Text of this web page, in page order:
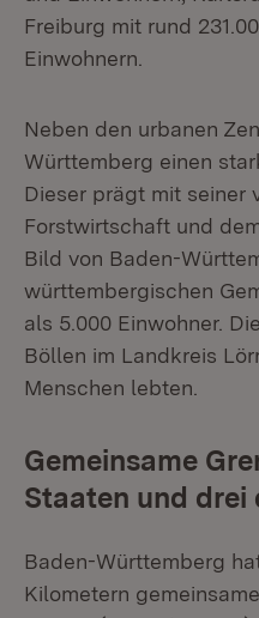
Freiburg mit rund
Einwohnern.
Neben den urbanen
Württemberg einen
Dieser prägt mit seiner
Forstwirtschaft und
Bild von Baden-
württembergischen
als 5.000 Einwohner.
Böllen im Landkreis
Menschen lebten.
Gemeinsame
Staaten und drei
Baden-Württemberg
Kilometern